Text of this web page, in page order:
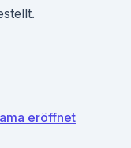
eröffnet